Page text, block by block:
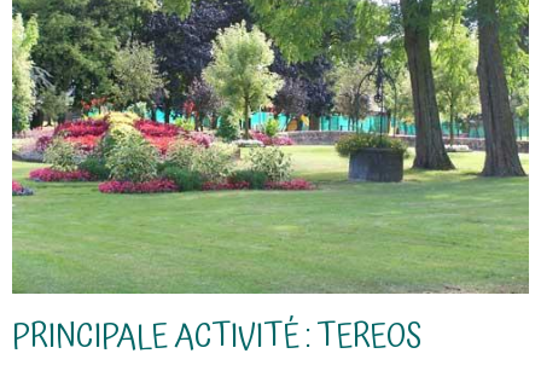
PRINCIPALE ACTIVITÉ : TEREOS